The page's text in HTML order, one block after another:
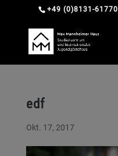
+49 (0)8131-61770
edf
Okt. 17, 2017